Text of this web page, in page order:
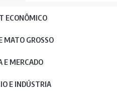
ECONÔMICO
MATO GROSSO
E MERCADO
E INDÚSTRIA